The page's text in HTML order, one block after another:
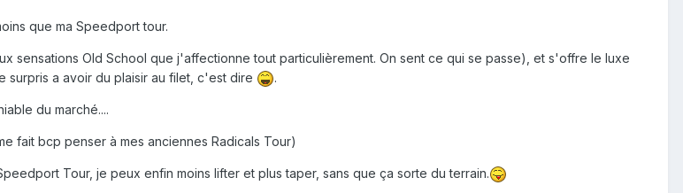
que ma Speedport tour.
sensations Old School que j'affectionne tout particulièrement. On sent ce qui se passe), et s'offre le luxe
surpris a avoir du plaisir au filet, c'est dire
.
du marché....
fait bcp penser à mes anciennes Radicals Tour)
Tour, je peux enfin moins lifter et plus taper, sans que ça sorte du terrain.